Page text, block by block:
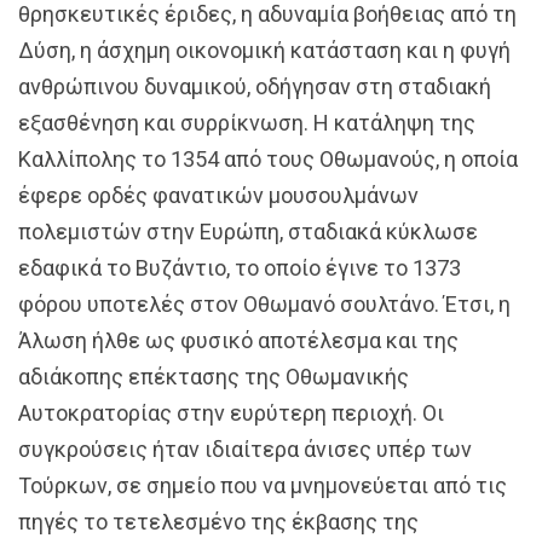
θρησκευτικές έριδες, η αδυναμία βοήθειας από τη
Δύση, η άσχημη οικονομική κατάσταση και η φυγή
ανθρώπινου δυναμικού, οδήγησαν στη σταδιακή
εξασθένηση και συρρίκνωση. Η κατάληψη της
Καλλίπολης το 1354 από τους Οθωμανούς, η οποία
έφερε ορδές φανατικών μουσουλμάνων
πολεμιστών στην Ευρώπη, σταδιακά κύκλωσε
εδαφικά το Βυζάντιο, το οποίο έγινε το 1373
φόρου υποτελές στον Οθωμανό σουλτάνο. Έτσι, η
Άλωση ήλθε ως φυσικό αποτέλεσμα και της
αδιάκοπης επέκτασης της Οθωμανικής
Αυτοκρατορίας στην ευρύτερη περιοχή. Οι
συγκρούσεις ήταν ιδιαίτερα άνισες υπέρ των
Τούρκων, σε σημείο που να μνημονεύεται από τις
πηγές το τετελεσμένο της έκβασης της